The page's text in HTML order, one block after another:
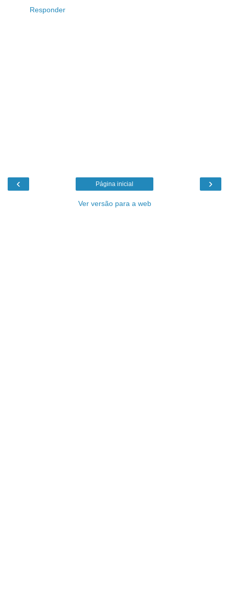
Responder
‹ ›
Página inicial
Ver versão para a web